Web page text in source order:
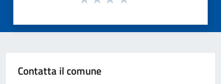
Contatta il comune